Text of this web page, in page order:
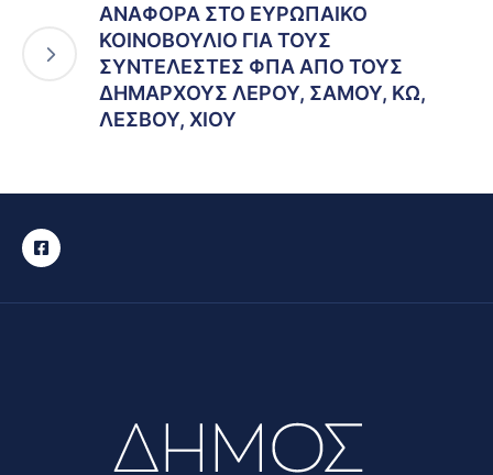
ΑΝΑΦΟΡΑ ΣΤΟ ΕΥΡΩΠΑΙΚΟ
ΚΟΙΝΟΒΟΥΛΙΟ ΓΙΑ ΤΟΥΣ
ΣΥΝΤΕΛΕΣΤΕΣ ΦΠΑ ΑΠΟ ΤΟΥΣ
ΔΗΜΑΡΧΟΥΣ ΛΕΡΟΥ, ΣΑΜΟΥ, ΚΩ,
ΛΕΣΒΟΥ, ΧΙΟΥ